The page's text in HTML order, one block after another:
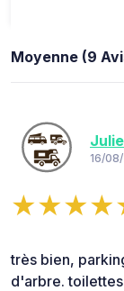
Moyenne (9
16/
très bien,
d'arbre.